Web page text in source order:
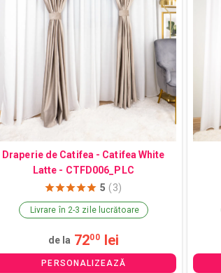
Draperie de Catifea - Catifea White
Latte - CTFD006_PLC
5 (3)
Livrare în 2-3 zile lucrătoare
de la 7200 lei
PERSONALIZEAZĂ